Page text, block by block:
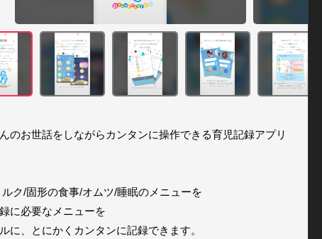
のお世話をしながらカンタンに操作できる育児記録アプリ
ク/固形の食事/オムツ/睡眠のメニューを
に必要なメニューを
に、とにかくカンタンに記録できます。